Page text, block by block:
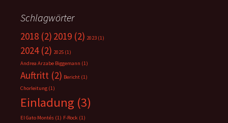
Schlagwörter
2018 (2) 2019 (2) 2023 (1)
2024(2) 2025 (1)
Andrea Arzabe Biggemann (1)
Auftritt (2) Bericht (1)
Chorleitung (1)
Einladung (3)
El Gato Montés (1) F-Rock (1)